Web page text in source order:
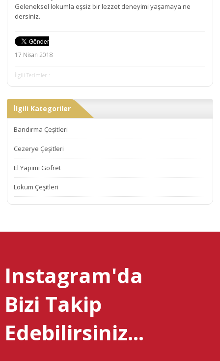
Geleneksel lokumla eşsiz bir lezzet deneyimi yaşamaya ne
dersiniz.
17 Nisan 2018
İlgili Terimler :
İlgili Kategoriler
Bandırma Çeşitleri
Cezerye Çeşitleri
El Yapımı Gofret
Lokum Çeşitleri
Instagram'da
Bizi Takip
Edebilirsiniz...